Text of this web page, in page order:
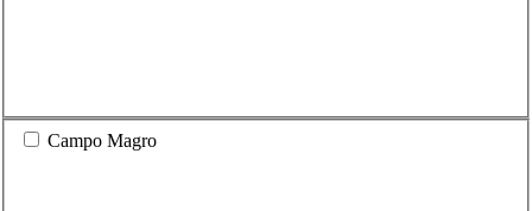
Campo Magro